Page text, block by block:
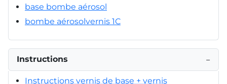
base bombe aérosol
bombe aérosolvernis 1C
Instructions −
Instructions vernis de base + vernis